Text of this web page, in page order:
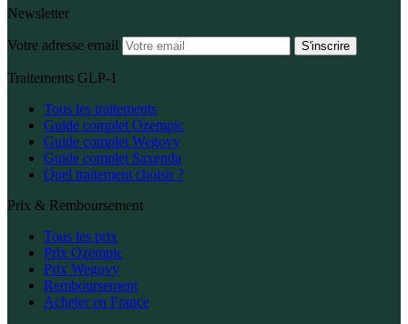
Newsletter
Votre adresse email S'inscrire
Traitements GLP-1
Tous les traitements
Guide complet Ozempic
Guide complet Wegovy
Guide complet Saxenda
Quel traitement choisir ?
Prix & Remboursement
Tous les prix
Prix Ozempic
Prix Wegovy
Remboursement
Acheter en France